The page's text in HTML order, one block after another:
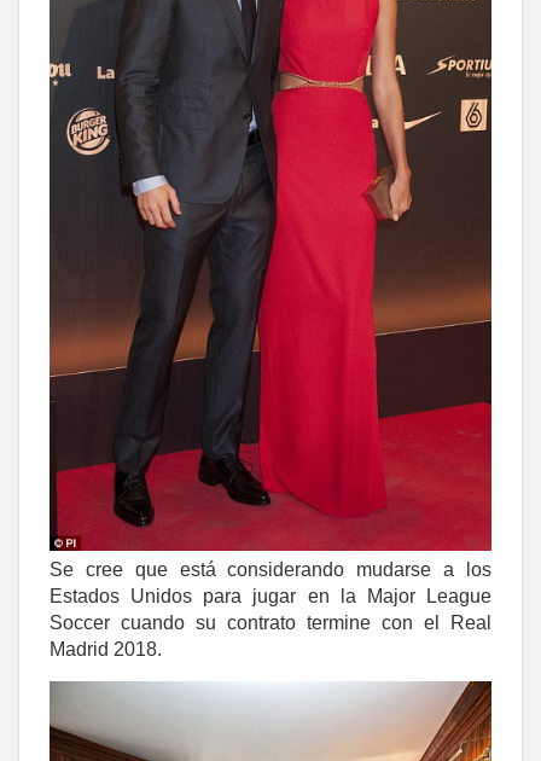
Se cree que está considerando mudarse a los
Estados Unidos para jugar en la Major League
Soccer cuando su contrato termine con el Real
Madrid 2018.